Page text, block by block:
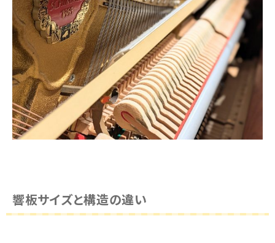
響板サイズと構造の違い